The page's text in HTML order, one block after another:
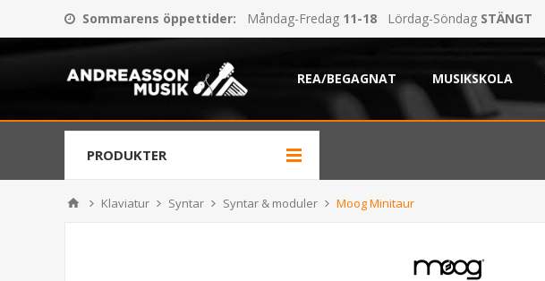
Sommarens öppettider: Måndag-Fredag 11-18 Lördag-Söndag STÄNGT
REA/BEGAGNAT MUSIKSKOLA
PRODUKTER
Klaviatur Syntar Syntar & moduler Moog Minitaur